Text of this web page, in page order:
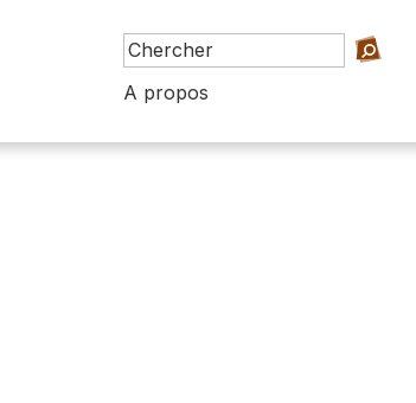
A propos